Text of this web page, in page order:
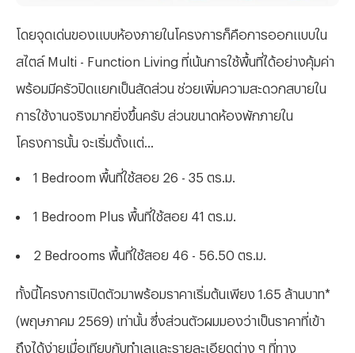
โดยจุดเด่นของแบบห้องภายในโครงการก็คือการออกแบบใน
สไตล์ Multi - Function Living ที่เน้นการใช้พื้นที่ได้อย่างคุ้มค่า
พร้อมมีครัวปิดแยกเป็นสัดส่วน ช่วยเพิ่มความสะดวกสบายใน
การใช้งานจริงมากยิ่งขึ้นครับ ส่วนขนาดห้องพักภายใน
โครงการนั้น จะเริ่มตั้งแต่...
1 Bedroom พื้นที่ใช้สอย 26 - 35 ตร.ม.
1 Bedroom Plus พื้นที่ใช้สอย 41 ตร.ม.
2 Bedrooms พื้นที่ใช้สอย 46 - 56.50 ตร.ม.
ทั้งนี้โครงการเปิดตัวมาพร้อมราคาเริ่มต้นเพียง 1.65 ล้านบาท*
(พฤษภาคม 2569) เท่านั้น ซึ่งส่วนตัวผมมองว่าเป็นราคาที่เข้า
ถึงได้ง่ายเมื่อเทียบกับทำเลและรายละเอียดต่าง ๆ ที่ทาง